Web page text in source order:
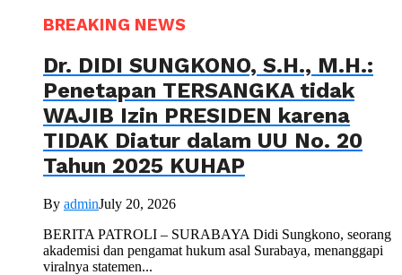
BREAKING NEWS
Dr. DIDI SUNGKONO, S.H., M.H.:
Penetapan TERSANGKA tidak
WAJIB Izin PRESIDEN karena
TIDAK Diatur dalam UU No. 20
Tahun 2025 KUHAP
By adminJuly 20, 2026
BERITA PATROLI – SURABAYA Didi Sungkono, seorang
akademisi dan pengamat hukum asal Surabaya, menanggapi
viralnya statemen...